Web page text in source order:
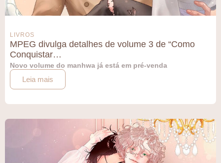
LIVROS
MPEG divulga detalhes de volume 3 de “Como
Conquistar…
Novo volume do manhwa já está em pré-venda
Leia mais